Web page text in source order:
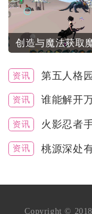
资讯
资讯 谁能解开
资讯
资讯
Copyright ©